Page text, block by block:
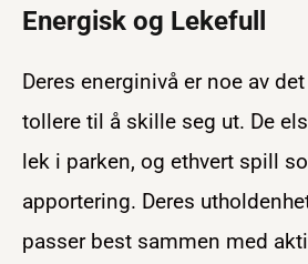
Energisk og Lekefull
Deres energinivå er noe av
tollere til å skille seg ut. De
lek i parken, og ethvert spill
apportering. Deres
passer best sammen med